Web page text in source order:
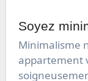
Soyez
Minimalisme
appartement